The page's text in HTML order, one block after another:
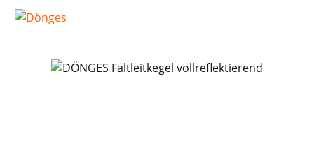
Bildergalerie überspringen